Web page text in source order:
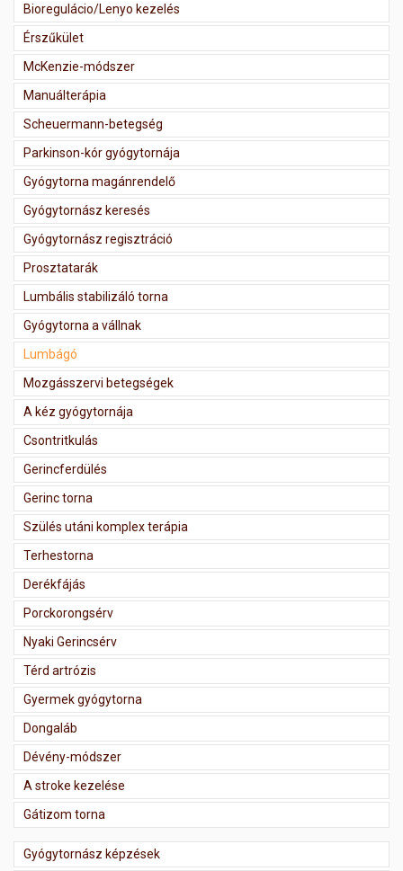
Bioregulácio/Lenyo kezelés
Érszűkület
McKenzie-módszer
Manuálterápia
Scheuermann-betegség
Parkinson-kór gyógytornája
Gyógytorna magánrendelő
Gyógytornász keresés
Gyógytornász regisztráció
Prosztatarák
Lumbális stabilizáló torna
Gyógytorna a vállnak
Lumbágó
Mozgásszervi betegségek
A kéz gyógytornája
Csontritkulás
Gerincferdülés
Gerinc torna
Szülés utáni komplex terápia
Terhestorna
Derékfájás
Porckorongsérv
Nyaki Gerincsérv
Térd artrózis
Gyermek gyógytorna
Dongaláb
Dévény-módszer
A stroke kezelése
Gátizom torna
Gyógytornász képzések